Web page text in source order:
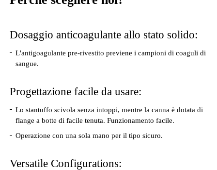
Dosaggio anticoagulante allo stato solido:
L'antigoagulante pre-rivestito previene i campioni di coaguli di
sangue.
Progettazione facile da usare:
Lo stantuffo scivola senza intoppi, mentre la canna è dotata di
flange a botte di facile tenuta. Funzionamento facile.
Operazione con una sola mano per il tipo sicuro.
Versatile Configurations: